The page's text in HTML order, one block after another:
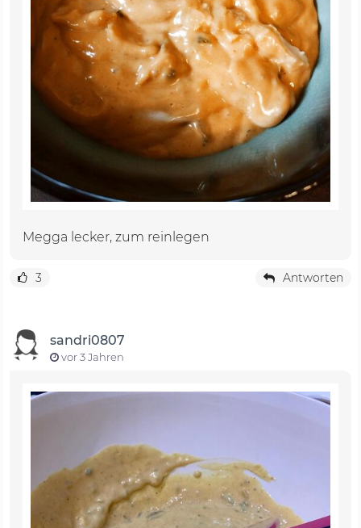
Megga lecker, zum reinlegen
3 Antworten
sandri0807
vor 3 Jahren